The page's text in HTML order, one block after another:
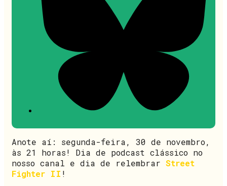
Anote aí: segunda-feira, 30 de novembro,
às 21 horas! Dia de podcast clássico no
nosso canal e dia de relembrar Street
Fighter II !